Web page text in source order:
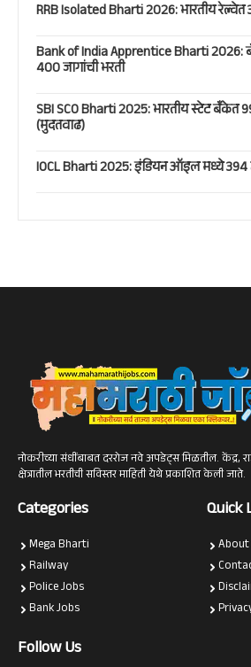
RRB Isolated Bharti 2026: भारतीय रेल्वेत
Bank of India Apprentice Bharti
400 जागांची भरती
SBI SCO Bharti 2025: भारतीय स्टेट बँकेत
(मुदतवाढ)
IOCL Bharti 2025: इंडियन ऑइल मध्ये 394
नोकरीच्या संधींबाबत दररोज नवे अपडेट्स मिळतील. केंद्र,
क्षेत्रातील भरतीची सविस्तर माहिती येथे प्रकाशित केली जाते.
Categories
Mega Bharti
Railway
Police Jobs
Bank Jobs
Quick
About
Follow Us